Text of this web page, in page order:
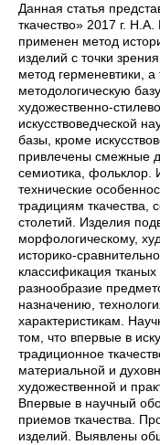
Данная статья
ткачество» 2017 г.
применен метод
изделий с точки
метод герменевтики,
методологическую
художественно-
искусствоведческой
базы, кроме
привлечены смежные
семиотика, фольклор.
технические
традициям ткачества,
столетий. Изделия
морфологическому,
историко-
классификация
разнообразие
назначению,
характеристикам.
том, что впервые в
традиционное
материальной и
художественной и
Впервые в научный
приемов ткачества.
изделий. Выявлены